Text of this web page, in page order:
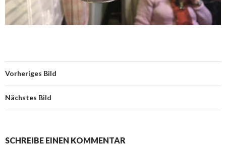
Vorheriges Bild
Nächstes Bild
SCHREIBE EINEN KOMMENTAR